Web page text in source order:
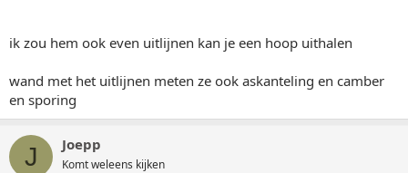
ik zou hem ook even uitlijnen kan je een hoop uithalen
wand met het uitlijnen meten ze ook askanteling en camber
en sporing
J Joepp
Komt weleens kijken